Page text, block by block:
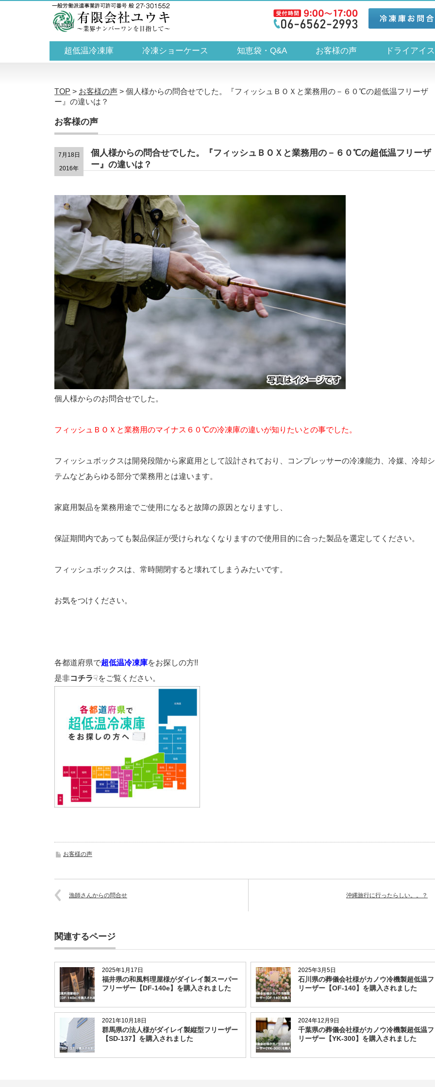
超低温冷凍庫 冷凍ショーケース 知恵袋・Q&A お客様の声 ドライア
TOP > お客様の声 > 個人様からの問合せでした。『フィッシュＢＯＸと業務用の－６０℃の超低温フリーザ
ー』の違いは？
お客様の声
7月18日
2016年
個人様からの問合せでした。『フィッシュＢＯＸと業務用の－６０℃の超低温フリーザ
ー』の違いは？
個人様からのお問合せでした。
フィッシュＢＯＸと業務用のマイナス６０℃の冷凍庫の違いが知りたいとの事でした。
フィッシュボックスは開発段階から家庭用として設計されており、コンプレッサーの冷凍能力、冷媒、冷却
テムなどあらゆる部分で業務用とは違います。
家庭用製品を業務用途でご使用になると故障の原因となりますし、
保証期間内であっても製品保証が受けられなくなりますので使用目的に合った製品を選定してください。
フィッシュボックスは、常時開閉すると壊れてしまうみたいです。
お気をつけください。
各都道府県で超低温冷凍庫をお探しの方!!
是非コチラ☟をご覧ください。
お客様の声
漁師さんからの問合せ 沖縄旅行に行ったらしい。。？
関連するページ
2025年1月17日
福井県の和風料理屋様がダイレイ製スーパー
フリーザー【DF-140e】を購入されました
2025年3月5日
石川県の葬儀会社様がカノウ冷機製超低温フ
リーザー【OF-140】を購入されました
2021年10月18日
群馬県の法人様がダイレイ製縦型フリーザー
【SD-137】を購入されました
2024年12月9日
千葉県の葬儀会社様がカノウ冷機製超低温フ
リーザー【YK-300】を購入されました